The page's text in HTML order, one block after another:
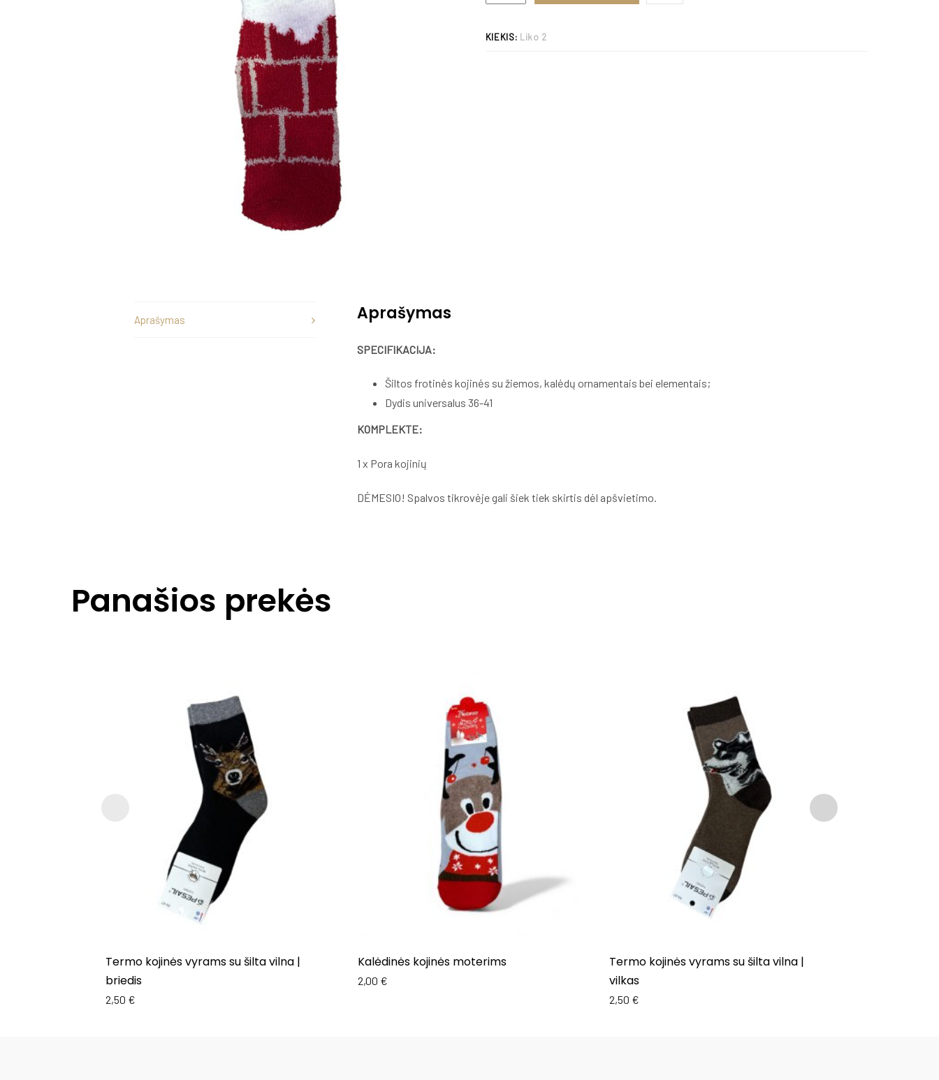
KIEKIS: Liko 2
Aprašymas Aprašymas
SPECIFIKACIJA:
Šiltos frotinės kojinės su žiemos, kalėdų ornamentais bei elementais;
Dydis universalus 36-41
KOMPLEKTE:
1 x Pora kojinių
DĖMESIO! Spalvos tikrovėje gali šiek tiek skirtis dėl apšvietimo.
Panašios prekės
Termo kojinės vyrams su šilta vilna |
briedis
2,50 €
Kalėdinės kojinės moterims
2,00 €
Termo kojinės vyrams su šilta vilna |
vilkas
2,50 €